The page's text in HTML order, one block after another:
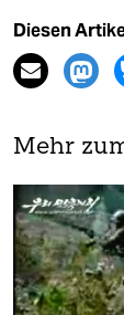
Diesen
Mehr